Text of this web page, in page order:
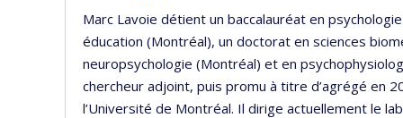
Marc Lavoie détient un baccalauréat en
éducation (Montréal), un doctorat en sciences
neuropsychologie (Montréal) et en
chercheur adjoint, puis promu à titre d’agrégé en
l’Université de Montréal. Il dirige actuellement le